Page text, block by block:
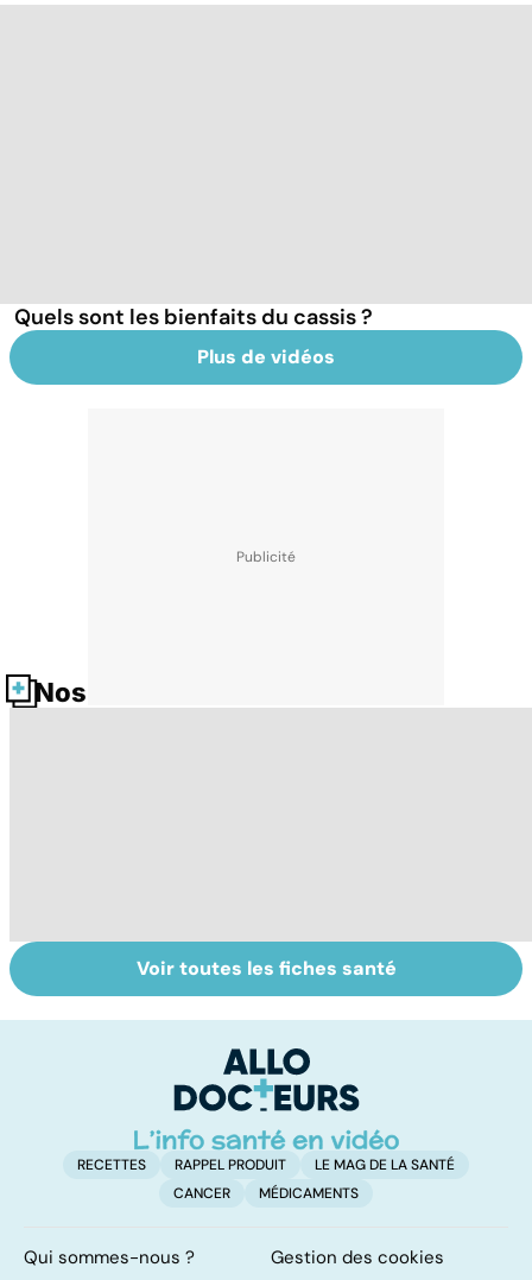
Quels sont les bienfaits du cassis ?
Plus de vidéos
Nos fiches santé
Les agrumes et
leurs bienfaits
Comment tenir
ses bonnes
Voir toutes les fiches santé
RECETTES RAPPEL PRODUIT
LE MAG DE LA SANTÉ
CANCER
MÉDICAMENTS
Qui sommes-nous ?
Gestion des cookies